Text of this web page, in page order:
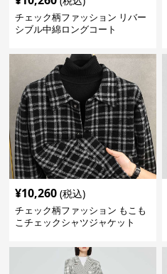
チェック柄ファッション リバー
シブル中綿ロングコート
¥10,260 (税込)
チェック柄ファッション もこも
こチェックシャツジャケット